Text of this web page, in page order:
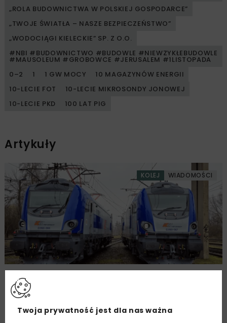
„ROLA BUDOWNICTWA W POLSKIEJ GOSPODARCE”
„TWOJE ŚWIATŁA – NASZE BEZPIECZEŃSTWO”
„WODOCIĄGI KIELECKIE” SP. Z O.O.
#NBI #BUDOWNICTWO #BUDOWLE #NIEWZYKŁEBUDOWLE
#MAUSOLEUM #GROBOWCE #JERUSALEM #1LISTOPADA
0–2
1 1 GW MOCY
10 MAGAZYNÓW ENERGII
10-LECIE FOT
10-LECIE MIKROSONDY JONOWEJ
10-LECIE PKD
100 LAT PIG
Artykuły
KOLEJ WIADOMOŚCI
66 lokomotyw Griffin we flocie PKP Intercity
Twoja prywatność jest dla nas ważna